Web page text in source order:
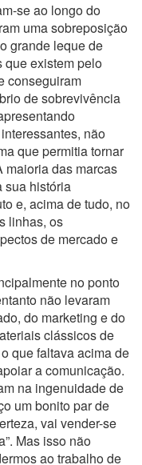
se ao longo do
uma sobreposição
grande leque de
que existem pelo
conseguiram
de sobrevivência
não
que permitia tornar
maioria das marcas
sua história
e, acima de tudo, no
linhas, os
de mercado e
no ponto
não levaram
do marketing e do
clássicos de
que faltava acima de
a comunicação.
na ingenuidade de
um bonito par de
vai vender-se
Mas isso não
ao trabalho de